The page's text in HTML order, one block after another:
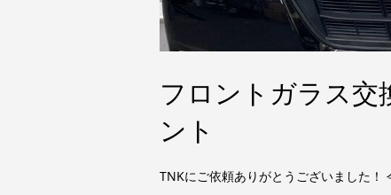
フロントガラス
ント
TNKにご依頼ありがとうございました